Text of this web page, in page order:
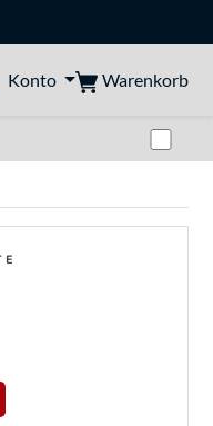
Konto Warenkorb